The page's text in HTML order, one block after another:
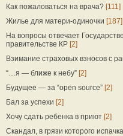
Как пожаловаться на врача? [111]
Жилье для матери-одиночки [187]
На вопросы отвечает
правительстве КР [2]
Взимание страховых взносов с
“…я — ближе к небу” [2]
Будущее — за “open source” [2]
Бал за успехи [2]
Хочу сдать ребенка в приют [2]
Скандал, в грязи которого